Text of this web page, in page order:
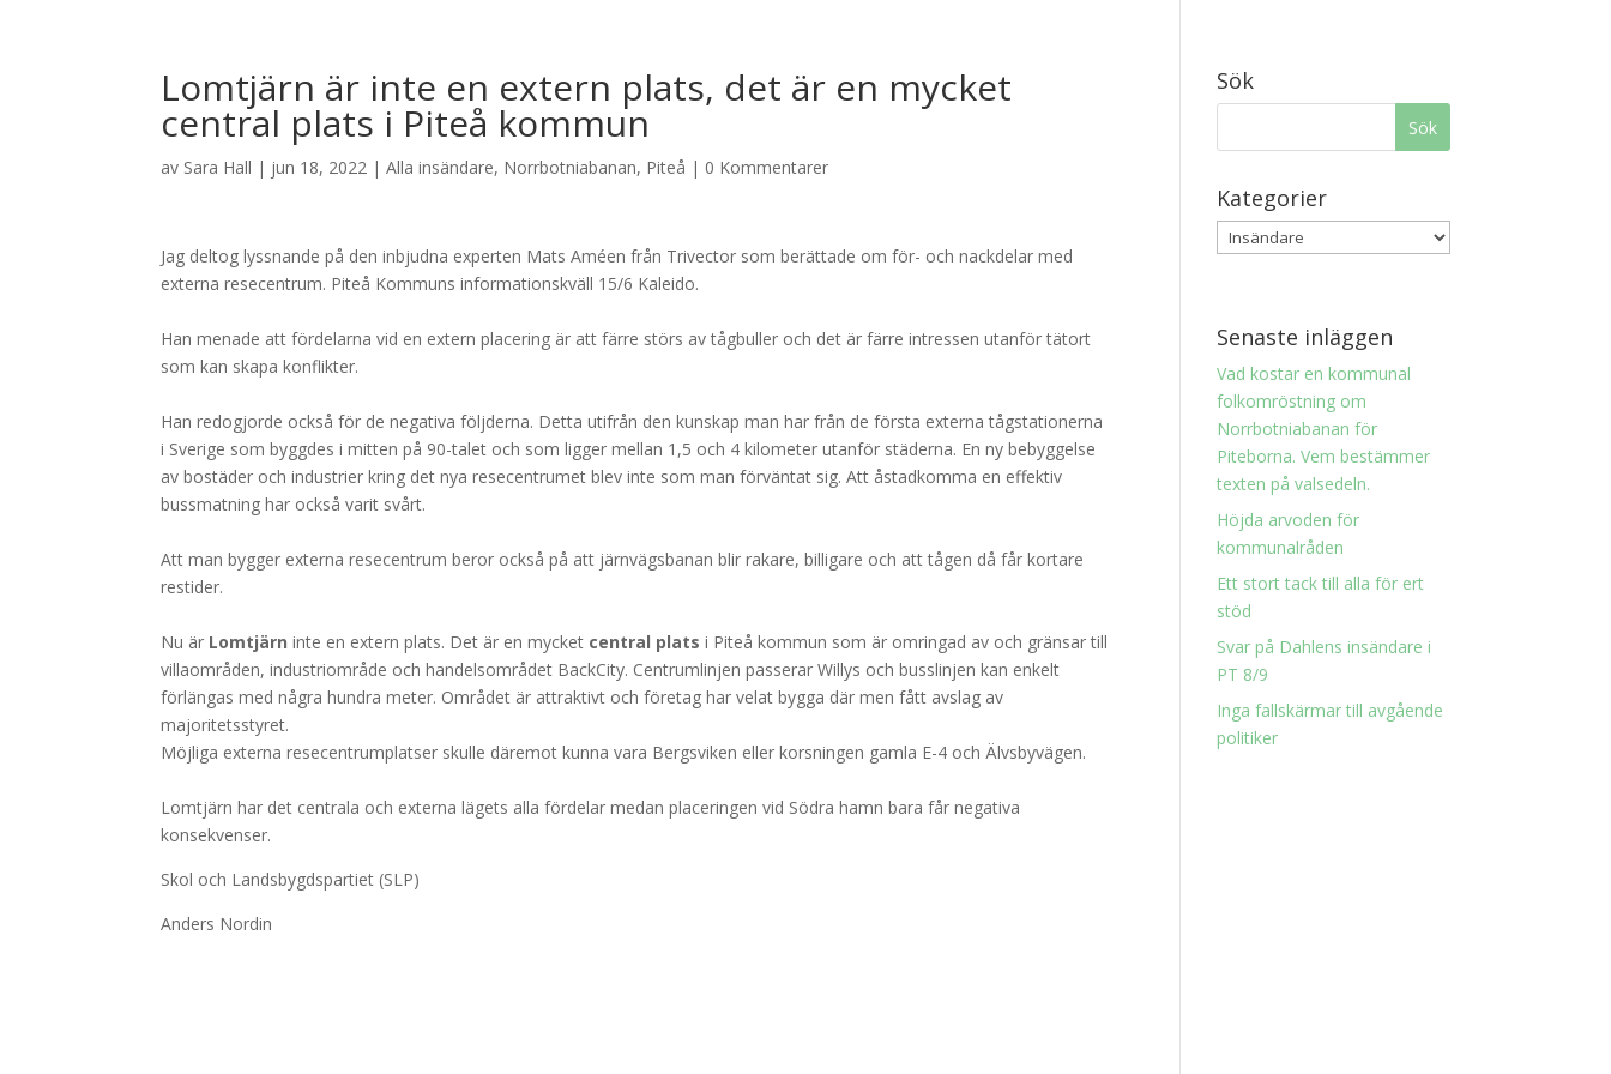
Lomtjärn är inte en extern plats, det är en mycket
central plats i Piteå kommun
av Sara Hall | jun 18, 2022 |Alla insändare, Norrbotniabanan, Piteå | 0 Kommentarer
Jag deltog lyssnande på den inbjudna experten Mats Améen från Trivector som berättade om för- och nackdelar med
externa resecentrum. Piteå Kommuns informationskväll 15/6 Kaleido.
Han menade att fördelarna vid en extern placering är att färre störs av tågbuller och det är färre intressen utanför tätort
som kan skapa konflikter.
Han redogjorde också för de negativa följderna. Detta utifrån den kunskap man har från de första externa tågstationerna
i Sverige som byggdes i mitten på 90-talet och som ligger mellan 1,5 och 4 kilometer utanför städerna. En ny bebyggelse
av bostäder och industrier kring det nya resecentrumet blev inte som man förväntat sig. Att åstadkomma en effektiv
bussmatning har också varit svårt.
Att man bygger externa resecentrum beror också på att järnvägsbanan blir rakare, billigare och att tågen då får kortare
restider.
Nu är Lomtjärninte en extern plats. Det är en mycket central plats i Piteå kommun som är omringad av och gränsar till
villaområden, industriområde och handelsområdet BackCity. Centrumlinjen passerar Willys och busslinjen kan enkelt
förlängas med några hundra meter. Området är attraktivt och företag har velat bygga där men fått avslag av
majoritetsstyret.
Möjliga externa resecentrumplatser skulle däremot kunna vara Bergsviken eller korsningen gamla E-4 och Älvsbyvägen.
Lomtjärn har det centrala och externa lägets alla fördelar medan placeringen vid Södra hamn bara får negativa
konsekvenser.
Skol och Landsbygdspartiet (SLP)
Anders Nordin
Sök
Kategorier
Senaste inläggen
Vad kostar en kommunal
folkomröstning om
Norrbotniabanan för
Piteborna. Vem bestämmer
texten på valsedeln.
Höjda arvoden för
kommunalråden
Ett stort tack till alla för ert
stöd
Svar på Dahlens insändare i
PT 8/9
Inga fallskärmar till avgående
politiker